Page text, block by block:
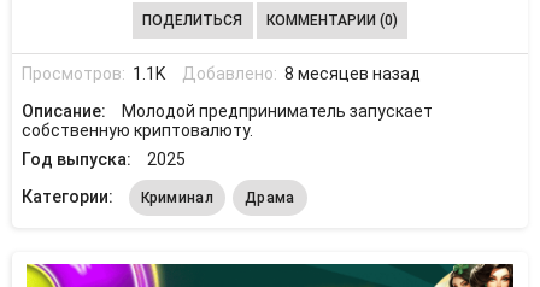
ПОДЕЛИТЬСЯ КОММЕНТАРИИ (0)
Просмотров: 1.1K Добавлено: 8 месяцев назад
Описание:
Молодой предприниматель запускает
собственную криптовалюту.
Год выпуска:
2025
Категории:
Криминал Драма